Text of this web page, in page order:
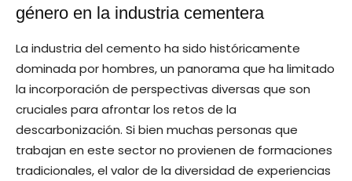
género en la industria cementera
La industria del cemento ha sido históricamente
dominada por hombres, un panorama que ha limitado
la incorporación de perspectivas diversas que son
cruciales para afrontar los retos de la
descarbonización. Si bien muchas personas que
trabajan en este sector no provienen de formaciones
tradicionales, el valor de la diversidad de experiencias